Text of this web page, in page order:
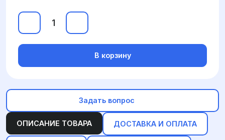
ОПИСАНИЕ ТОВАРА ДОСТАВКА И ОПЛАТА
В корзину
Задать вопрос